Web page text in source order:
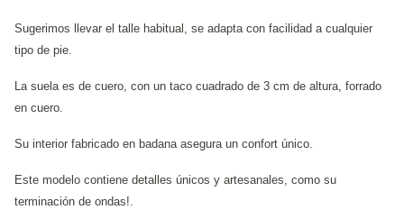
Sugerimos llevar el talle habitual, se adapta con facilidad a cualquier
tipo de pie.
La suela es de cuero, con un taco cuadrado de 3 cm de altura, forrado
en cuero.
Su interior fabricado en badana asegura un confort único.
Este modelo contiene detalles únicos y artesanales, como su
terminación de ondas!.